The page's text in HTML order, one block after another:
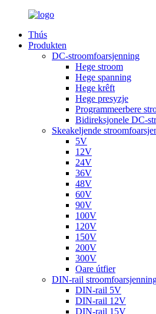
Thús
Produkten
DC-stroomfoarsjenning
Hege stroom
Hege spanning
Hege krêft
Hege presyzje
Programmeerbere
Bidireksjonele DC-
Skeakeljende
5V
12V
24V
36V
48V
60V
90V
100V
120V
150V
200V
300V
Oare útfier
DIN-rail
DIN-rail 5V
DIN-rail 12V
DIN-rail 15V